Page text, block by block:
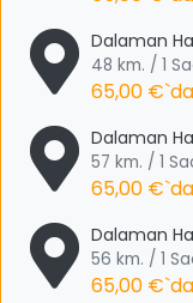
Dalaman
48 km. / 1
65,00 €
Dalaman
57 km. / 1
65,00 €
Dalaman
56 km. / 1
65,00 €